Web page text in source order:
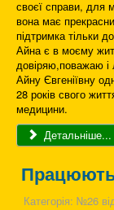
своєї справи, для
вона має
підтримка тільки
Айна є в моєму
довіряю,поважаю
Айну Євгеніївну
28 років свого
медицини.
Детальніше...
Категорія: №26